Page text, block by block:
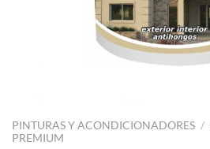
PINTURAS Y ACONDICIONADORES /
PREMIUM